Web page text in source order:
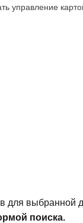
управление
для выбранной
поиска.